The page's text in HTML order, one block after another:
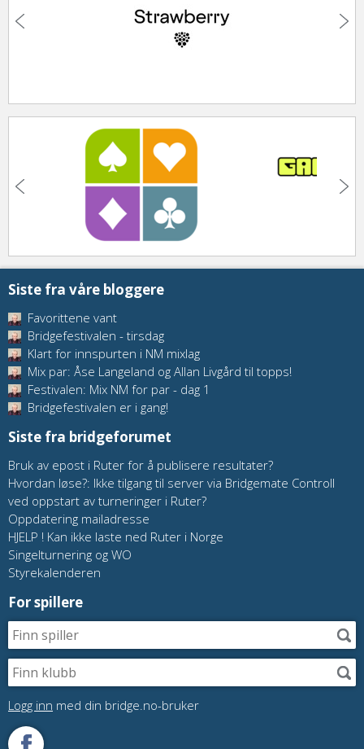
Siste fra våre bloggere
Favorittene vant
Bridgefestivalen - tirsdag
Klart for innspurten i NM mixlag
Mix par: Åse Langeland og Allan Livgård til topps!
Festivalen: Mix NM for par - dag 1
Bridgefestivalen er i gang!
Siste fra bridgeforumet
Bruk av epost i Ruter for å publisere resultater?
Hvordan løse?: Ikke tilgang til server via Bridgemate Controll
ved oppstart av turneringer i Ruter?
Oppdatering mailadresse
HJELP ! Kan ikke laste ned Ruter i Norge
Singelturnering og WO
Styrekalenderen
For spillere
Logg inn med din bridge.no-bruker